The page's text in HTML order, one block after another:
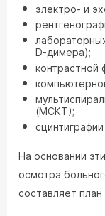
электро- и
D-димера);
контрастной
(МСКТ);
сцинтиграфии
На основании
осмотра
составляет план